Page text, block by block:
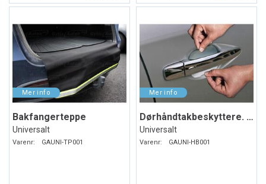
Bakfangerteppe
Universalt
Varenr: GAUNI-TP001
Dørhåndtakbeskyttere. Folie. PPF
Universalt
Varenr: GAUNI-HB001